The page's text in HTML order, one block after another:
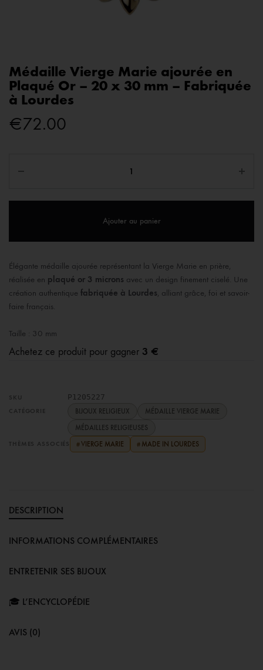
Médaille Vierge Marie ajourée en
Plaqué Or – 20 x 30 mm – Fabriquée
à Lourdes
€72.00
Ajouter au panier
Élégante médaille ajourée représentant la Vierge Marie en prière,
réalisée en plaqué or 3 microns avec un design finement ciselé. Une
création authentique fabriquée à Lourdes, alliant grâce, foi et savoir-
faire français.
Taille : 30 mm
Achetez ce produit pour gagner 3 €
SKU P1205227
CATÉGORIE BIJOUX RELIGIEUX
MÉDAILLE VIERGE MARIE
MÉDAILLES RELIGIEUSES
THÈMES ASSOCIÉS #VIERGE MARIE # MADE IN LOURDES
DESCRIPTION
INFORMATIONS COMPLÉMENTAIRES
ENTRETENIR SES BIJOUX
🎓 L’ENCYCLOPÉDIE
AVIS (0)